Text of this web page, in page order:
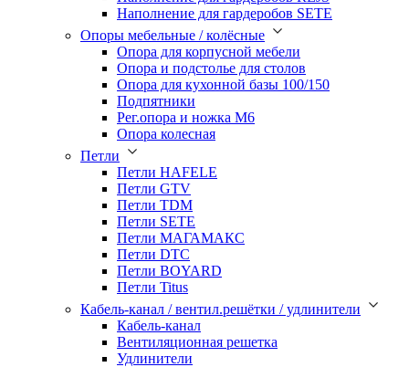
Наполнение для гардеробов SETE
Опоры мебельные / колёсные
Опора для корпусной мебели
Опора и подстолье для столов
Опора для кухонной базы 100/150
Подпятники
Рег.опора и ножка М6
Опора колесная
Петли
Петли HAFELE
Петли GTV
Петли TDM
Петли SETE
Петли МАГАМАКС
Петли DTC
Петли BOYARD
Петли Titus
Кабель-канал / вентил.решётки / удлинители
Кабель-канал
Вентиляционная решетка
Удлинители